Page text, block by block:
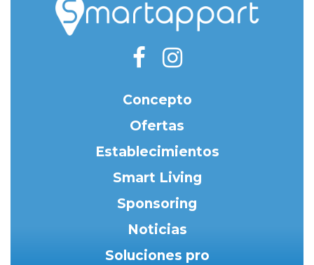
Concepto
Ofertas
Establecimientos
Smart Living
Sponsoring
Noticias
Soluciones pro